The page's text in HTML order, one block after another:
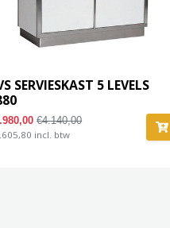
SERVIESKAST 5 LEVELS
€4.140,00
incl. btw